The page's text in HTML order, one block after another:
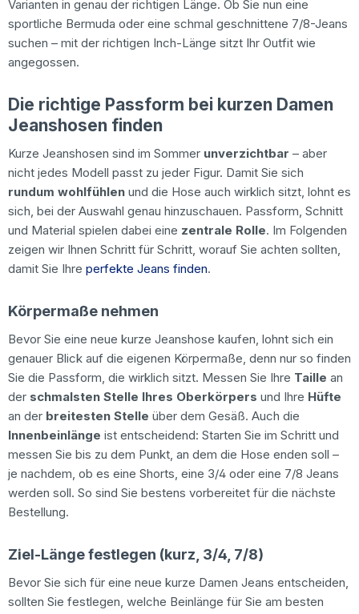
Varianten in genau der richtigen Länge. Ob Sie nun eine
sportliche Bermuda oder eine schmal geschnittene 7/8-Jeans
suchen – mit der richtigen Inch-Länge sitzt Ihr Outfit wie
angegossen.
Die richtige Passform bei kurzen Damen
Jeanshosen finden
Kurze Jeanshosen sind im Sommer unverzichtbar – aber
nicht jedes Modell passt zu jeder Figur. Damit Sie sich
rundum wohlfühlen und die Hose auch wirklich sitzt, lohnt es
sich, bei der Auswahl genau hinzuschauen. Passform, Schnitt
und Material spielen dabei eine zentrale Rolle. Im Folgenden
zeigen wir Ihnen Schritt für Schritt, worauf Sie achten sollten,
damit Sie Ihre perfekte Jeans finden.
Körpermaße nehmen
Bevor Sie eine neue kurze Jeanshose kaufen, lohnt sich ein
genauer Blick auf die eigenen Körpermaße, denn nur so finden
Sie die Passform, die wirklich sitzt. Messen Sie Ihre Taille an
der schmalsten Stelle Ihres Oberkörpers und Ihre Hüfte
an der breitesten Stelle über dem Gesäß. Auch die
Innenbeinlänge ist entscheidend: Starten Sie im Schritt und
messen Sie bis zu dem Punkt, an dem die Hose enden soll –
je nachdem, ob es eine Shorts, eine 3/4 oder eine 7/8 Jeans
werden soll. So sind Sie bestens vorbereitet für die nächste
Bestellung.
Ziel-Länge festlegen (kurz, 3/4, 7/8)
Bevor Sie sich für eine neue kurze Damen Jeans entscheiden,
sollten Sie festlegen, welche Beinlänge für Sie am besten